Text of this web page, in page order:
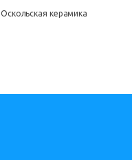
Оскольская керамика